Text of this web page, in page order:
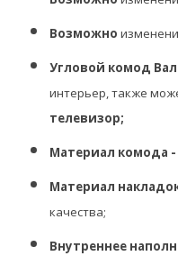
Возможно
Угловой комод
интерьер, также
телевизор;
Материал комода -
Материал
качества;
Внутреннее